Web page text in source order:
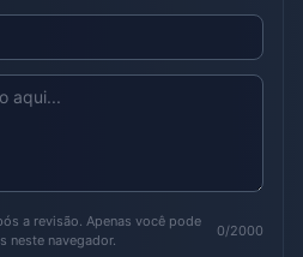
a revisão. Apenas você pode
neste navegador.
0/2000